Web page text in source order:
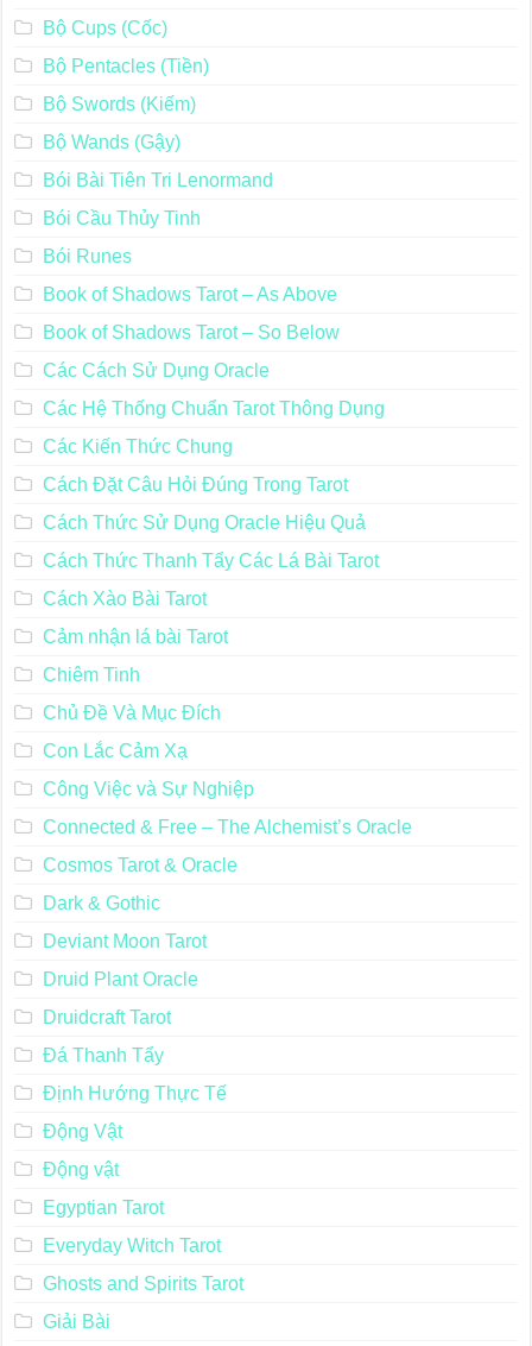
Bộ Cups (Cốc)
Bộ Pentacles (Tiền)
Bộ Swords (Kiếm)
Bộ Wands (Gậy)
Bói Bài Tiên Tri Lenormand
Bói Cầu Thủy Tinh
Bói Runes
Book of Shadows Tarot – As Above
Book of Shadows Tarot – So Below
Các Cách Sử Dụng Oracle
Các Hệ Thống Chuẩn Tarot Thông Dụng
Các Kiến Thức Chung
Cách Đặt Câu Hỏi Đúng Trong Tarot
Cách Thức Sử Dụng Oracle Hiệu Quả
Cách Thức Thanh Tẩy Các Lá Bài Tarot
Cách Xào Bài Tarot
Cảm nhận lá bài Tarot
Chiêm Tinh
Chủ Đề Và Mục Đích
Con Lắc Cảm Xạ
Công Việc và Sự Nghiệp
Connected & Free – The Alchemist’s Oracle
Cosmos Tarot & Oracle
Dark & Gothic
Deviant Moon Tarot
Druid Plant Oracle
Druidcraft Tarot
Đá Thanh Tẩy
Định Hướng Thực Tế
Động Vật
Động vật
Egyptian Tarot
Everyday Witch Tarot
Ghosts and Spirits Tarot
Giải Bài